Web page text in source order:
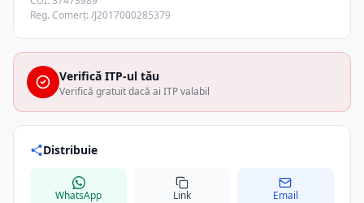
Reg. Comerț: /J2017000285379
Verifică ITP-ul tău
Verifică gratuit dacă ai ITP valabil
Distribuie
WhatsApp Link Email